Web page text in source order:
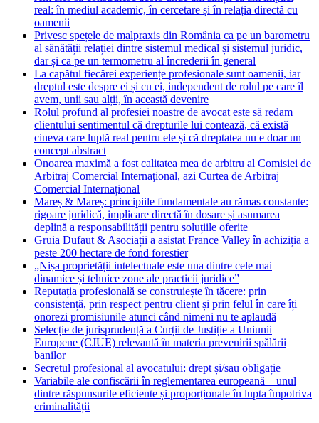
real: în mediul academic, în cercetare și în relația directă cu
oamenii
Privesc spețele de malpraxis din România ca pe un barometru
al sănătății relației dintre sistemul medical și sistemul juridic,
dar și ca pe un termometru al încrederii în general
La capătul fiecărei experiențe profesionale sunt oamenii, iar
dreptul este despre ei și cu ei, independent de rolul pe care îl
avem, unii sau alții, în această devenire
Rolul profund al profesiei noastre de avocat este să redam
clientului sentimentul că drepturile lui contează, că există
cineva care luptă real pentru ele și că dreptatea nu e doar un
concept abstract
Onoarea maximă a fost calitatea mea de arbitru al Comisiei de
Arbitraj Comercial Internaţional, azi Curtea de Arbitraj
Comercial Internațional
Mareș & Mareș: principiile fundamentale au rămas constante:
rigoare juridică, implicare directă în dosare și asumarea
deplină a responsabilității pentru soluțiile oferite
Gruia Dufaut & Asociații a asistat France Valley în achiziția a
peste 200 hectare de fond forestier
„Nișa proprietății intelectuale este una dintre cele mai
dinamice și tehnice zone ale practicii juridice”
Reputația profesională se construiește în tăcere: prin
consistență, prin respect pentru client și prin felul în care îți
onorezi promisiunile atunci când nimeni nu te aplaudă
Selecție de jurisprudență a Curții de Justiție a Uniunii
Europene (CJUE) relevantă în materia prevenirii spălării
banilor
Secretul profesional al avocatului: drept și/sau obligație
Variabile ale confiscării în reglementarea europeană – unul
dintre răspunsurile eficiente și proporționale în lupta împotriva
criminalității